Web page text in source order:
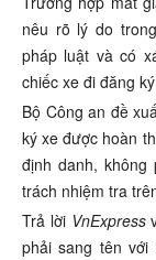
nêu rõ lý do
pháp luật và có
chiếc xe đi đăng
Bộ Công an đề
ký xe được hoàn
định danh,
trách nhiệm tra
Trả lời VnExpress
phải sang tên